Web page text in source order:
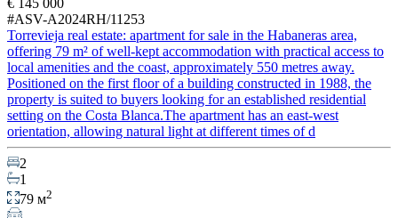
#ASV-A2024RH/11253
Torrevieja real estate: apartment for sale in the Habaneras area,
offering 79 m² of well-kept accommodation with practical access to
local amenities and the coast, approximately 550 metres away.
Positioned on the first floor of a building constructed in 1988, the
property is suited to buyers looking for an established residential
setting on the Costa Blanca.The apartment has an east-west
orientation, allowing natural light at different times of d
2
1
79 м2